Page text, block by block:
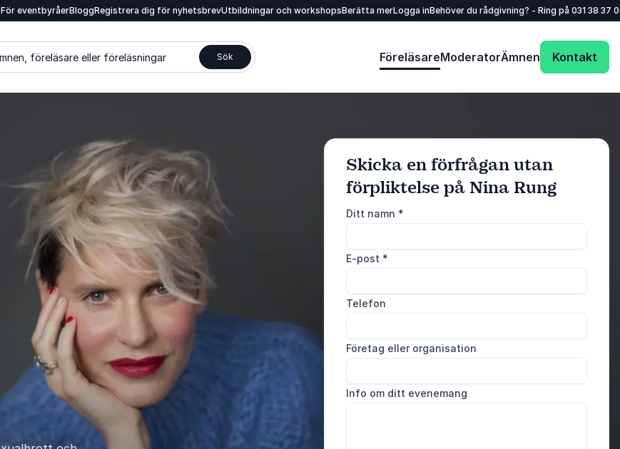
För eventbyråerBloggRegistrera dig för nyhetsbrevUtbildningar och workshopsBerätta merLogga inBehöver du rådgivning? - Ring på 031 38 37
föreläsare eller föreläsningar Sök FöreläsareModeratorÄmnen Kontakt
Skicka en förfrågan utan
förpliktelse på Nina Rung
Ditt namn *
E-post *
Telefon
Företag eller organisation
Info om ditt evenemang